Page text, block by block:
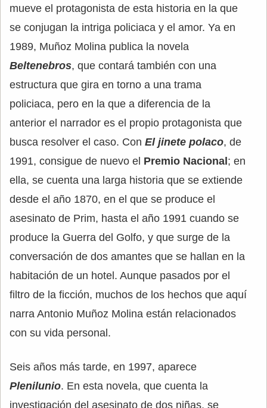
mueve el protagonista de esta historia en la que
se conjugan la intriga policiaca y el amor. Ya en
1989, Muñoz Molina publica la novela
Beltenebros, que contará también con una
estructura que gira en torno a una trama
policiaca, pero en la que a diferencia de la
anterior el narrador es el propio protagonista que
busca resolver el caso. Con El jinete polaco, de
1991, consigue de nuevo el Premio Nacional ; en
ella, se cuenta una larga historia que se extiende
desde el año 1870, en el que se produce el
asesinato de Prim, hasta el año 1991 cuando se
produce la Guerra del Golfo, y que surge de la
conversación de dos amantes que se hallan en la
habitación de un hotel. Aunque pasados por el
filtro de la ficción, muchos de los hechos que aquí
narra Antonio Muñoz Molina están relacionados
con su vida personal.
Seis años más tarde, en 1997, aparece
Plenilunio. En esta novela, que cuenta la
investigación del asesinato de dos niñas, se